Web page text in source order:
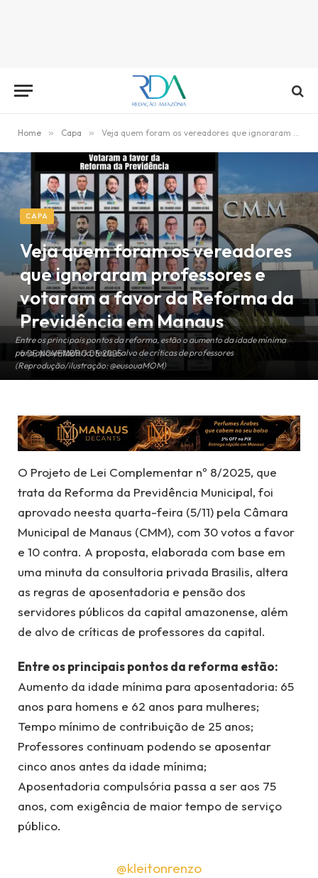
Home » Capa » Veja quem foram os vereadores que ignoraram professores e votaram a favor da Reforma da Previdência em Manaus
Entre os principais pontos da reforma, estão o aumento da idade mínima
para aposentadoria; texto é alvo de críticas de professores
(Reprodução/ilustração: @eusouaMOM)
CAPA
Veja quem foram os vereadores
que ignoraram professores e
votaram a favor da Reforma da
Previdência em Manaus
6 DE NOVEMBRO DE 2025
O Projeto de Lei Complementar nº 8/2025, que
trata da Reforma da Previdência Municipal, foi
aprovado neesta quarta-feira (5/11) pela Câmara
Municipal de Manaus (CMM), com 30 votos a favor
e 10 contra. A proposta, elaborada com base em
uma minuta da consultoria privada Brasilis, altera
as regras de aposentadoria e pensão dos
servidores públicos da capital amazonense, além
de alvo de críticas de professores da capital.
Entre os principais pontos da reforma estão:
Aumento da idade mínima para aposentadoria: 65
anos para homens e 62 anos para mulheres;
Tempo mínimo de contribuição de 25 anos;
Professores continuam podendo se aposentar
cinco anos antes da idade mínima;
Aposentadoria compulsória passa a ser aos 75
anos, com exigência de maior tempo de serviço
público.
@kleitonrenzo